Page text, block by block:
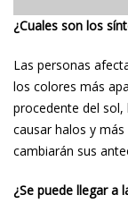
¿Cuales son los
Las personas
los colores más
procedente del
causar halos y
cambiarán sus
¿Se puede llegar a